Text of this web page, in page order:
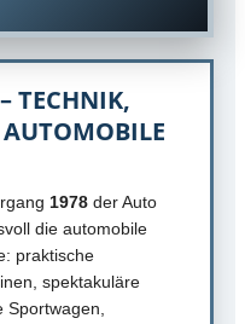
TECHNIK,
1978 der Auto
die automobile
praktische
spektakuläre